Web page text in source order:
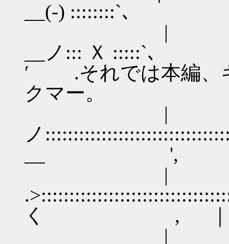
__(-)
| /
__ノ:::
′ .それでは本編、
クマー。
|
ノ
__ ',
く , ｜
| ..⌒＞-